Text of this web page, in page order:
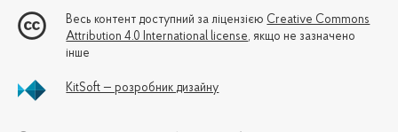
Весь контент доступний за ліцензією Creative Commons
Attribution 4.0 International license, якщо не зазначено
інше
KitSoft — розробник дизайну